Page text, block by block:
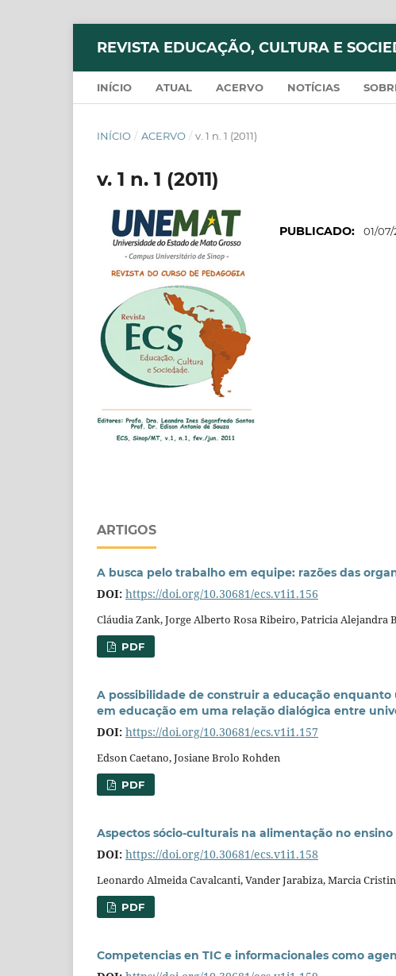
REVISTA EDUCAÇÃO, CULTURA E
INÍCIO ATUAL ACERVO NOTÍCIAS
INÍCIO / ACERVO / v. 1 n. 1 (2011)
v. 1 n. 1 (2011)
PUBLICADO: 01/07/
ARTIGOS
A busca pelo trabalho em equipe: razões das
DOI: https://doi.org/10.30681/ecs.v1i1.156
Cláudia Zank, Jorge Alberto Rosa Ribeiro, Patricia Alejandra
PDF
A possibilidade de construir a educação
em educação em uma relação dialógica entre
DOI: https://doi.org/10.30681/ecs.v1i1.157
Edson Caetano, Josiane Brolo Rohden
PDF
Aspectos sócio-culturais na alimentação no
DOI: https://doi.org/10.30681/ecs.v1i1.158
Leonardo Almeida Cavalcanti, Vander Jarabiza, Marcia
PDF
Competencias en TIC e informacionales como